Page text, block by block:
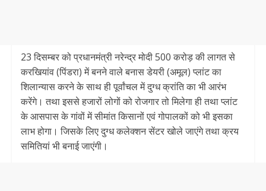
23 दिसम्बर को प्रधानमंत्री नरेन्द्र मोदी 500 करोड़ की लागत से
करखियांव (पिंडरा) में बनने वाले बनास डेयरी (अमूल) प्लांट का
शिलान्यास करने के साथ ही पूर्वांचल में दुग्ध क्रांति का भी आरंभ
करेंगे। तथा इससे हजारों लोगों को रोजगार तो मिलेगा ही तथा प्लांट
के आसपास के गांवों में सीमांत किसानों एवं गोपालकों को भी इसका
लाभ होगा। जिसके लिए दुग्ध कलेक्शन सेंटर खोले जाएंगे तथा क्रय
समितियां भी बनाई जाएंगी।